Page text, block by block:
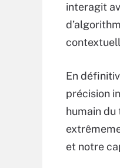
interagit
En
précision
humain du
et notre